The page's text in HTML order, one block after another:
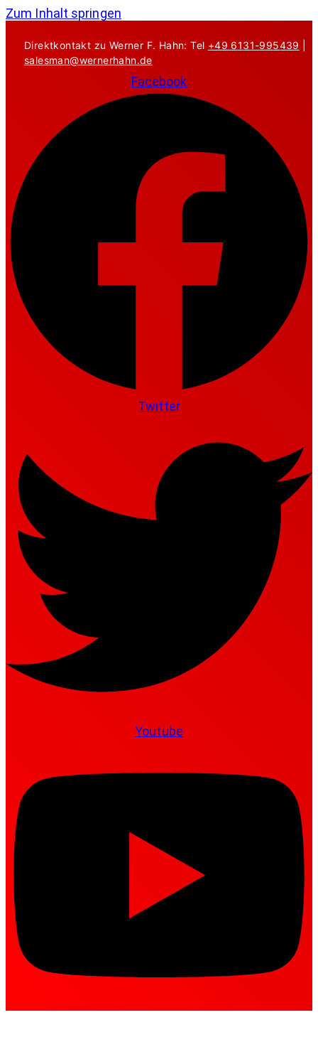
Zum Inhalt springen
Direktkontakt zu Werner F. Hahn: Tel +49 6131-995439
salesman@wernerhahn.de
Facebook
Twitter
Youtube